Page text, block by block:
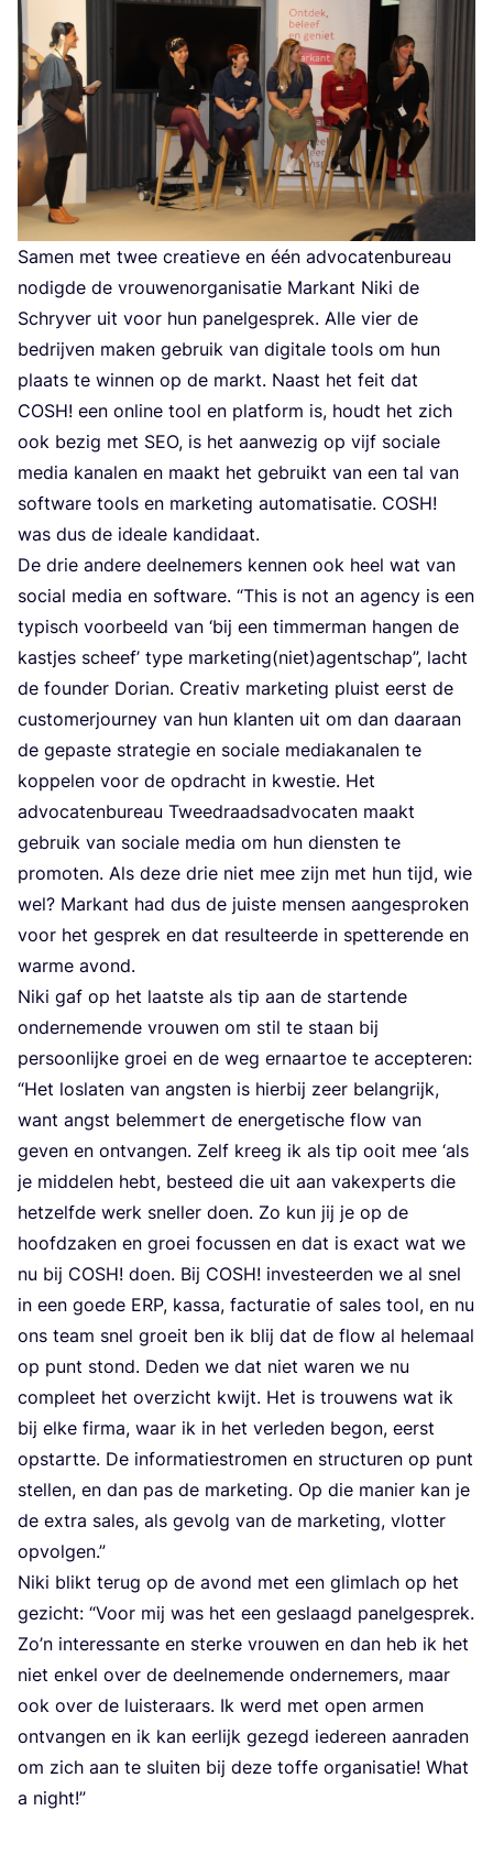
Samen met twee cre­a­tie­ve en één advo­ca­ten­bu­reau
nodig­de de vrou­wen­or­ga­ni­sa­tie Mar­kant Niki de
Schry­ver uit voor hun panel­ge­sprek. Alle vier de
bedrij­ven maken gebruik van digi­ta­le tools om hun
plaats te win­nen op de markt. Naast het feit dat
COSH! een onli­ne tool en plat­form is, houdt het zich
ook bezig met SEO, is het aan­we­zig op vijf soci­a­le
media kana­len en maakt het gebruikt van een tal van
soft­wa­re tools en mar­ke­ting auto­ma­ti­sa­tie. COSH!
was dus de ide­a­le kandidaat.
De drie ande­re deel­ne­mers ken­nen ook heel wat van
soci­al media en soft­wa­re. “This is not an agen­cy is een
typisch voor­beeld van ‘bij een tim­mer­man han­gen de
kast­jes scheef’ type marketing(niet)agentschap”, lacht
de foun­der Dori­an. Cre­a­tiv mar­ke­ting pluist eerst de
cus­to­mer­jour­ney van hun klan­ten uit om dan daar­aan
de gepas­te stra­te­gie en soci­a­le media­ka­na­len te
kop­pe­len voor de opdracht in kwes­tie. Het
advo­ca­ten­bu­reau Twee­draads­ad­vo­ca­ten maakt
gebruik van soci­a­le media om hun dien­sten te
pro­mo­ten. Als deze drie niet mee zijn met hun tijd, wie
wel? Mar­kant had dus de juis­te men­sen aan­ge­spro­ken
voor het gesprek en dat resul­teer­de in spet­te­ren­de en
war­me avond.
Niki gaf op het laat­ste als tip aan de star­ten­de
onder­ne­men­de vrou­wen om stil te staan bij
per­soon­lij­ke groei en de weg ernaar­toe te accepteren:
“Het los­la­ten van ang­sten is hier­bij zeer belang­rijk,
want angst belem­mert de ener­ge­ti­sche flow van
geven en ont­van­gen. Zelf kreeg ik als tip ooit mee ‘als
je mid­de­len hebt, besteed die uit aan vak­ex­perts die
het­zelf­de werk snel­ler doen. Zo kun jij je op de
hoofd­za­ken en groei focus­sen en dat is exact wat we
nu bij COSH! doen. Bij COSH! inves­teer­den we al snel
in een goe­de ERP, kas­sa, fac­tu­ra­tie of sales tool, en nu
ons team snel groeit ben ik blij dat de flow al hele­maal
op punt stond. Deden we dat niet waren we nu
com­pleet het over­zicht kwijt. Het is trou­wens wat ik
bij elke fir­ma, waar ik in het ver­le­den begon, eerst
opstart­te. De infor­ma­tie­stro­men en struc­tu­ren op punt
stel­len, en dan pas de mar­ke­ting. Op die manier kan je
de extra sales, als gevolg van de mar­ke­ting, vlot­ter
opvolgen.”
Niki blikt terug op de avond met een glim­lach op het
gezicht: “Voor mij was het een geslaagd panel­ge­sprek.
Zo’n inte­res­san­te en ster­ke vrou­wen en dan heb ik het
niet enkel over de deel­ne­men­de onder­ne­mers, maar
ook over de luis­te­raars. Ik werd met open armen
ont­van­gen en ik kan eer­lijk gezegd ieder­een aan­ra­den
om zich aan te slui­ten bij deze tof­fe orga­ni­sa­tie! What
a night!”